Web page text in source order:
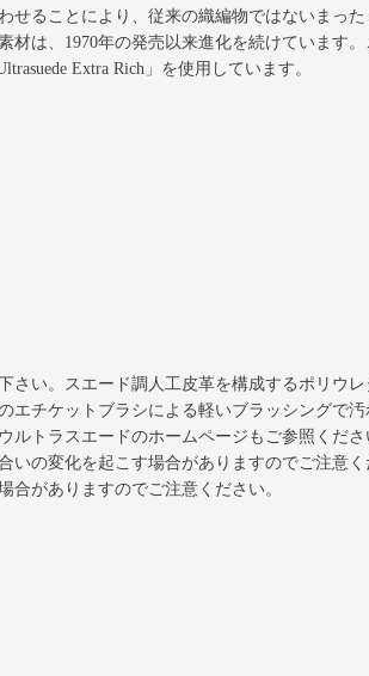
せることにより、従来の織編物ではないまっ
は、1970年の発売以来進化を続けています
Extra Rich」を使用しています。
さい。スエード調人工皮革を構成するポリウ
エチケットブラシによる軽いブラッシングで汚
トラスエードのホームページもご参照くださ
いの変化を起こす場合がありますのでご注意
合がありますのでご注意ください。